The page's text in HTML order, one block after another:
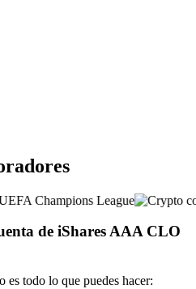
de iShares AAA CLO
es todo lo que puedes hacer: